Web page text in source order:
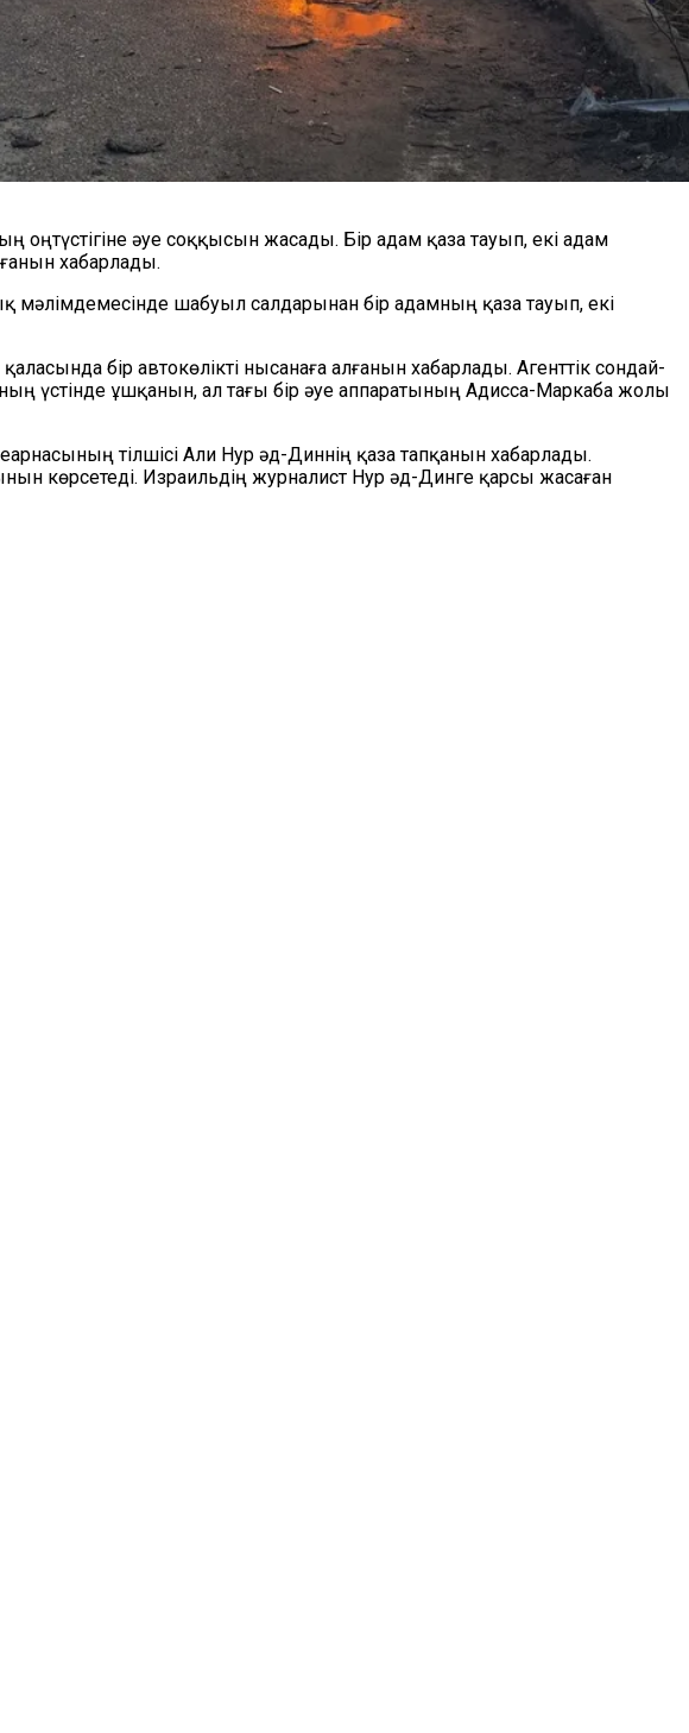
әуе соққысын жасады. Бір адам қаза тауып, екі адам
хабарлады.
мәлімдемесінде шабуыл салдарынан бір адамның қаза тауып, екі
бір автокөлікті нысанаға алғанын хабарлады. Агенттік сондай-
үстінде ұшқанын, ал тағы бір әуе аппаратының Адисса-Маркаба жолы
тілшісі Али Нур әд-Диннің қаза тапқанын хабарлады.
көрсетеді. Израильдің журналист Нур әд-Динге қарсы жасаған